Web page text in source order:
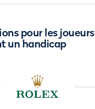
pour les joueurs
un handicap